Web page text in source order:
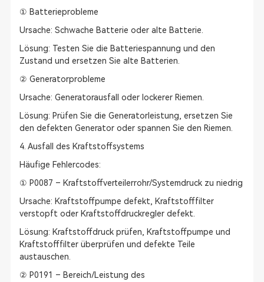
① Batterieprobleme
Ursache: Schwache Batterie oder alte Batterie.
Lösung: Testen Sie die Batteriespannung und den
Zustand und ersetzen Sie alte Batterien.
② Generatorprobleme
Ursache: Generatorausfall oder lockerer Riemen.
Lösung: Prüfen Sie die Generatorleistung, ersetzen Sie
den defekten Generator oder spannen Sie den Riemen.
4. Ausfall des Kraftstoffsystems
Häufige Fehlercodes:
① P0087 – Kraftstoffverteilerrohr/Systemdruck zu niedrig
Ursache: Kraftstoffpumpe defekt, Kraftstofffilter
verstopft oder Kraftstoffdruckregler defekt.
Lösung: Kraftstoffdruck prüfen, Kraftstoffpumpe und
Kraftstofffilter überprüfen und defekte Teile
austauschen.
② P0191 – Bereich/Leistung des